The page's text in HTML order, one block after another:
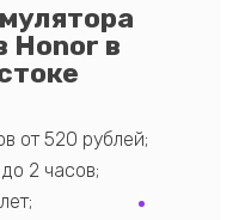
Honor в
от 520 рублей;
2 часов;